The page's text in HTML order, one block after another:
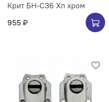
Крит БН-С36 Хп хром
955 ₽